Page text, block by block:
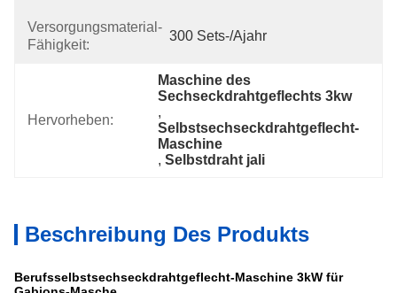
Versorgungsmaterial-
Fähigkeit:
300 Sets-/ajahr
Hervorheben:
Maschine des
Sechseckdrahtgeflechts 3kw
,
Selbstsechseckdrahtgeflecht-
Maschine
, Selbstdraht jali
Beschreibung Des Produkts
Berufsselbstsechseckdrahtgeflecht-Maschine 3kW für